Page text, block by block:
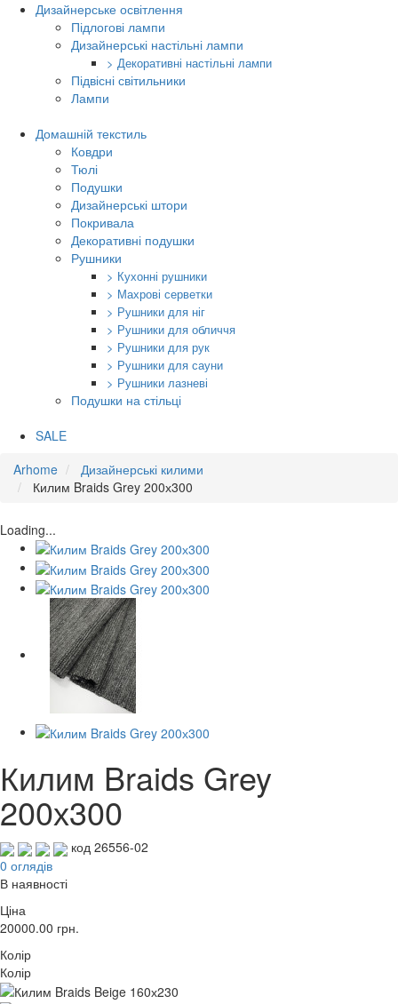
Дизайнерське освітлення
Підлогові лампи
Дизайнерські настільні лампи
> Декоративні настільні лампи
Підвісні світильники
Лампи
Домашній текстиль
Ковдри
Тюлі
Подушки
Дизайнерські штори
Покривала
Декоративні подушки
Рушники
> Кухонні рушники
> Махрові серветки
> Рушники для ніг
> Рушники для обличчя
> Рушники для рук
> Рушники для сауни
> Рушники лазневі
Подушки на стільці
SALE
Arhome
Дизайнерські килими
Килим Braids Grey 200х300
Loading...
Килим Braids Grey
200х300
код 26556-02
0 оглядів
В наявності
Ціна
20000.00 грн.
Колір
Колір